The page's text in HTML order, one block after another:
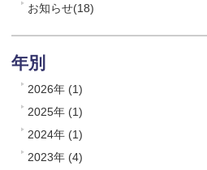
お知らせ(18)
年別
2026年 (1)
2025年 (1)
2024年 (1)
2023年 (4)